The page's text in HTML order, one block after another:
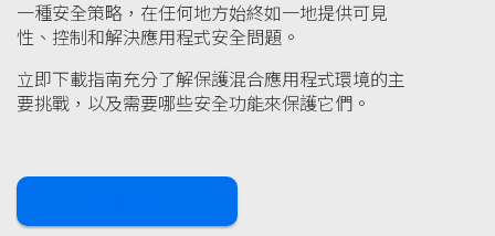
一種安全策略，在任何地方始終如一地提供可見
性、控制和解決應用程式安全問題。
立即下載指南充分了解保護混合應用程式環境的主
要挑戰，以及需要哪些安全功能來保護它們。